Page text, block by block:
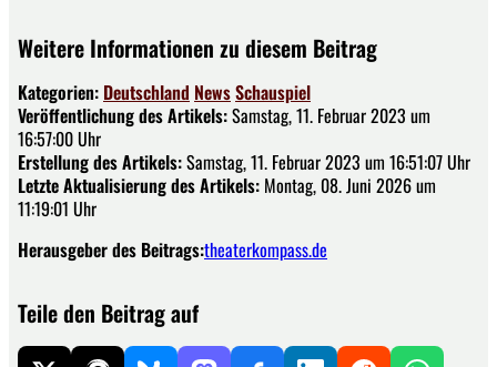
Weitere Informationen zu diesem Beitrag
Kategorien: Deutschland NewsSchauspiel
Veröffentlichung des Artikels:Samstag, 11. Februar 2023 um
16:57:00 Uhr
Erstellung des Artikels:Samstag, 11. Februar 2023 um 16:51:07 Uhr
Letzte Aktualisierung des Artikels: Montag, 08. Juni 2026 um
11:19:01 Uhr
Herausgeber des Beitrags:theaterkompass.de
Teile den Beitrag auf